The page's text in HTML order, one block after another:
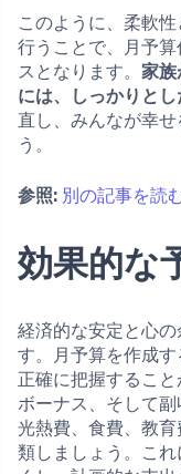
このように、柔軟
行うことで、月予
スとなります。 家
には、しっかりとし
直し、みんなが幸
う。
参照: 別の記事を読
効果的な
経済的な安定と心
す。月予算を作成
正確に把握するこ
ボーナス、そして副
光熱費、食費、教
類しましょう。こ